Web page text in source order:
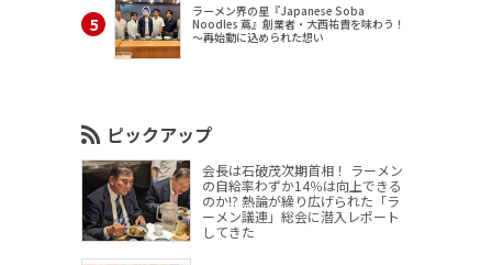
ラーメン界の星『Japanese Soba
Noodles 蔦』創業者・大西祐貴を味わう！
～再始動に込められた想い
ピックアップ
会長は石破茂次期首相！ ラーメン
の自給率わずか14％は向上できる
のか!? 熱論が繰り広げられた「ラ
ーメン議連」総会に潜入レポート
してきた